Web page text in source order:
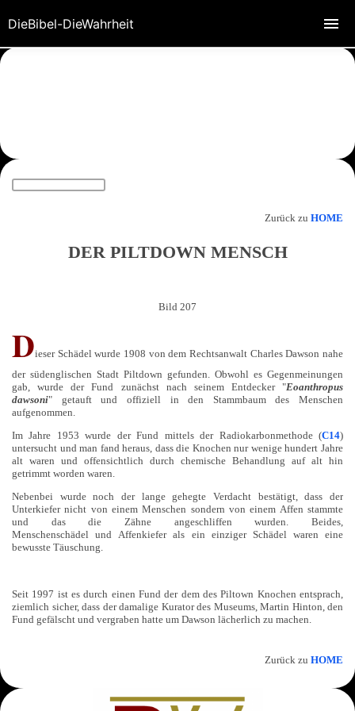
Zurück zu HOME
DER PILTDOWN MENSCH
Bild 207
Dieser Schädel wurde 1908 von dem Rechtsanwalt Charles Dawson nahe
der südenglischen Stadt Piltdown gefunden. Obwohl es Gegenmeinungen
gab, wurde der Fund zunächst nach seinem Entdecker "Eoanthropus
dawsoni" getauft und offiziell in den Stammbaum des Menschen
aufgenommen.
Im Jahre 1953 wurde der Fund mittels der Radiokarbonmethode (C14)
untersucht und man fand heraus, dass die Knochen nur wenige hundert Jahre
alt waren und offensichtlich durch chemische Behandlung auf alt hin
getrimmt worden waren.
Nebenbei wurde noch der lange gehegte Verdacht bestätigt, dass der
Unterkiefer nicht von einem Menschen sondern von einem Affen stammte
und das die Zähne angeschliffen wurden. Beides,
Menschenschädel und Affenkiefer als ein einziger Schädel waren eine
bewusste Täuschung.
Seit 1997 ist es durch einen Fund der dem des Piltown Knochen entsprach,
ziemlich sicher, dass der damalige Kurator des Museums, Martin Hinton, den
Fund gefälscht und vergraben hatte um Dawson lächerlich zu machen.
Zurück zu HOME
DieBibel-DieWahrheit